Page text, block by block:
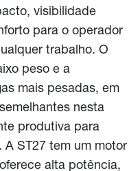
visibilidade
para o operador
trabalho. O
peso e a
mais pesadas, em
nesta
produtiva para
ST27 tem um motor
alta potência,